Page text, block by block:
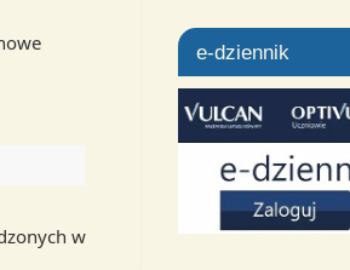
w
e-dziennik